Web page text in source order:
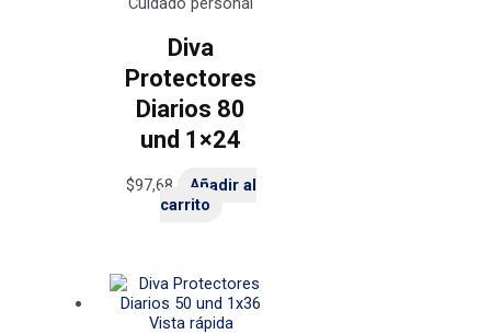
Diva
Protectores
Diarios 80
und 1×24
$97,68
Añadir al
carrito
Vista rápida